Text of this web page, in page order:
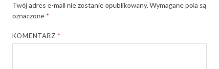
Twój adres e-mail nie zostanie opublikowany.Wymagane pola są
oznaczone *
KOMENTARZ*